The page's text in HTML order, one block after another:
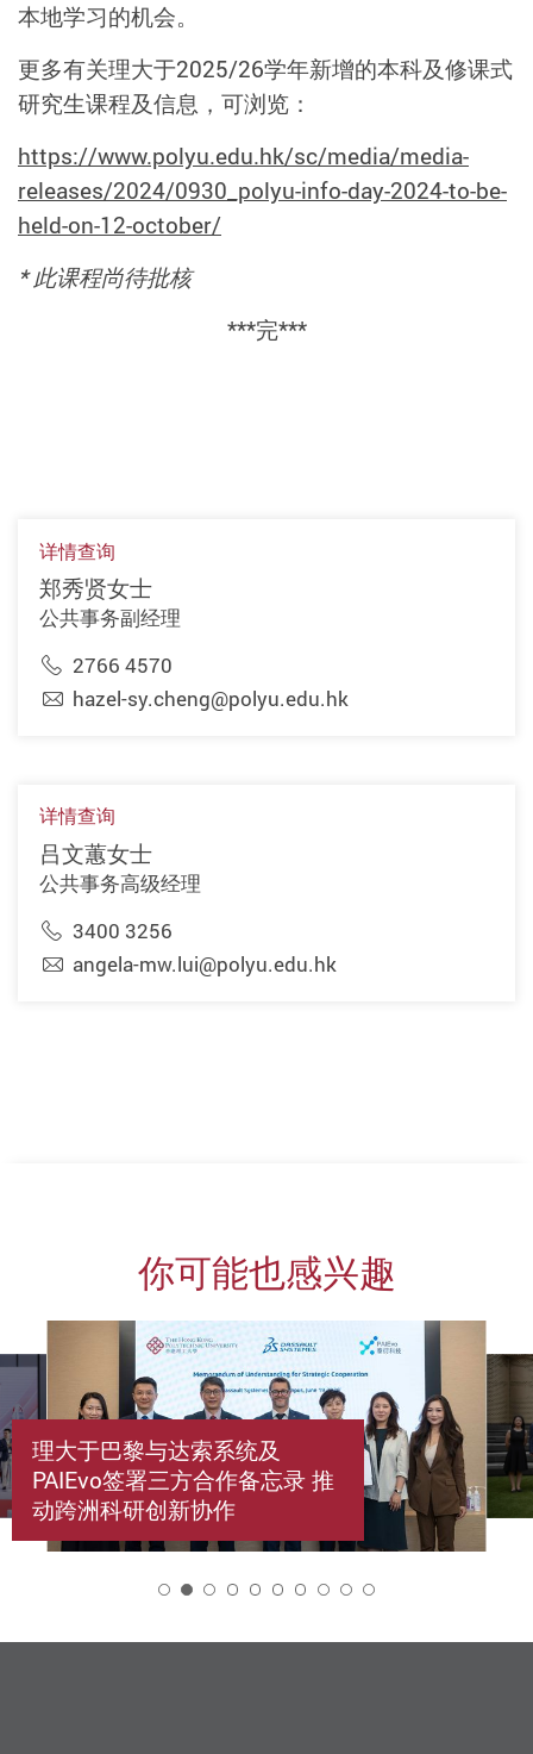
本地学习的机会。
更多有关理大于2025/26学年新增的本科及修课式
研究生课程及信息，可浏览：
https://www.polyu.edu.hk/sc/media/media-
releases/2024/0930_polyu-info-day-2024-to-be-
held-on-12-october/
* 此课程尚待批核
***完***
详情查询
郑秀贤女士
公共事务副经理
2766 4570
hazel-sy.cheng@polyu.edu.hk
详情查询
吕文蕙女士
公共事务高级经理
3400 3256
angela-mw.lui@polyu.edu.hk
你可能也感兴趣
理大于巴黎与达索系统及
PAIEvo签署三方合作备忘录 推
动跨洲科研创新协作